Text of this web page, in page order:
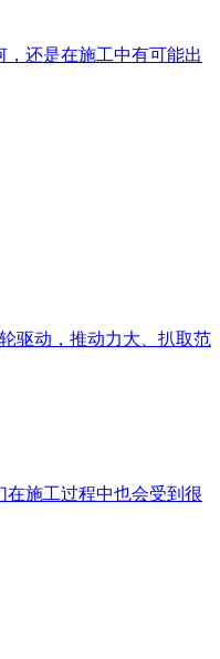
还是在施工中有可能出
驱动，推动力大、扒取范
施工过程中也会受到很